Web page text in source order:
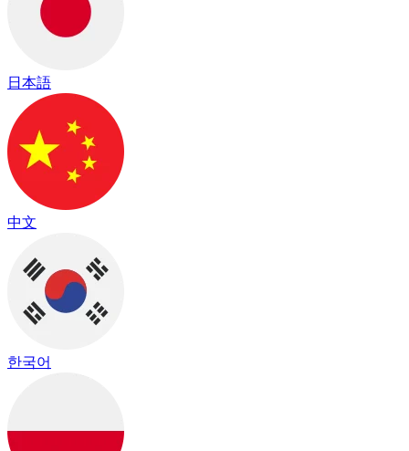
日本語
中文
한국어